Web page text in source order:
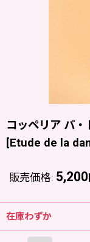
コッペリア パ
[Etude de la
販売価格: 5,200
在庫わずか